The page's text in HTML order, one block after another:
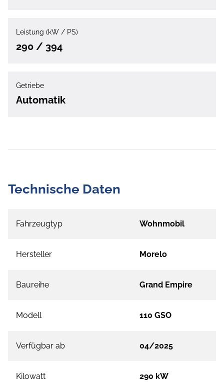
Leistung (kW / PS)
290 / 394
Getriebe
Automatik
Technische Daten
Fahrzeugtyp Wohnmobil
Hersteller Morelo
Baureihe Grand Empire
Modell 110 GSO
Verfügbar ab 04/2025
Kilowatt 290 kW